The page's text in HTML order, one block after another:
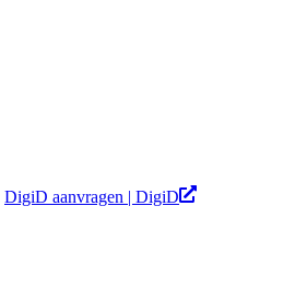
DigiD aanvragen | DigiD